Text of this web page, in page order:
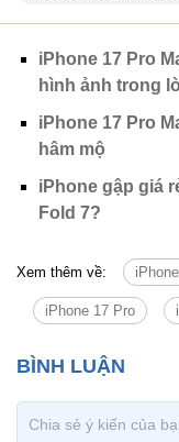
iPhone 17 Pro
hình ảnh trong
iPhone 17 Pro
hâm mộ
iPhone gập giá
Fold 7?
Xem thêm về:
iPhone 17 Pro